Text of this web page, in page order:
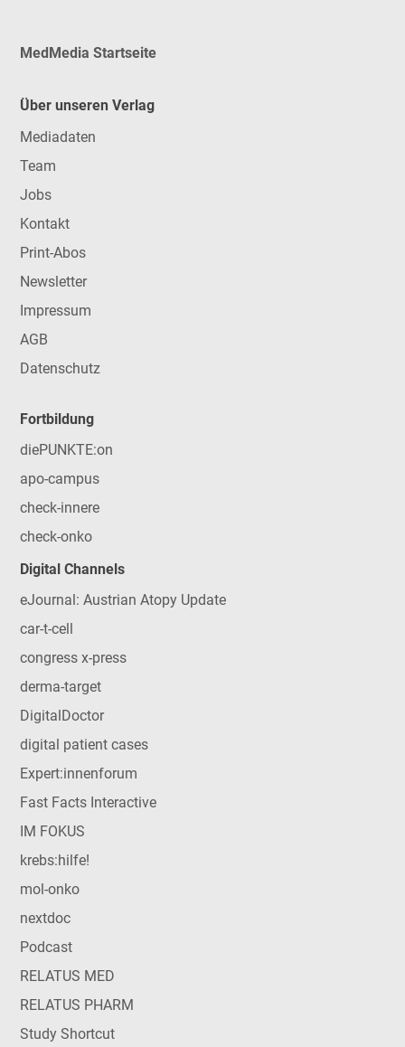
MedMedia Startseite
Über unseren Verlag
Mediadaten
Team
Jobs
Kontakt
Print-Abos
Newsletter
Impressum
AGB
Datenschutz
Fortbildung
diePUNKTE:on
apo-campus
check-innere
check-onko
Digital Channels
eJournal: Austrian Atopy Update
car-t-cell
congress x-press
derma-target
DigitalDoctor
digital patient cases
Expert:innenforum
Fast Facts Interactive
IM FOKUS
krebs:hilfe!
mol-onko
nextdoc
Podcast
RELATUS MED
RELATUS PHARM
Study Shortcut